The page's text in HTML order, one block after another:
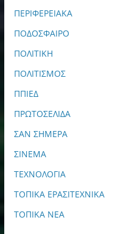
ΠΕΡΙΦΕΡΕΙΑΚΑ
ΠΟΔΟΣΦΑΙΡΟ
ΠΟΛΙΤΙΚΗ
ΠΟΛΙΤΙΣΜΟΣ
ΠΠΙΕΔ
ΠΡΩΤΟΣΕΛΙΔΑ
ΣΑΝ ΣΗΜΕΡΑ
ΣΙΝΕΜΑ
ΤΕΧΝΟΛΟΓΙΑ
ΤΟΠΙΚΑ ΕΡΑΣΙΤΕΧΝΙΚΑ
ΤΟΠΙΚΑ ΝΕΑ